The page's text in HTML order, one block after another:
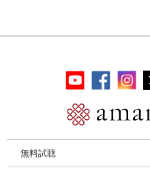
無料試聴